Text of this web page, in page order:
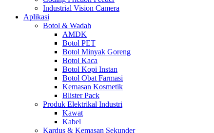
Industrial Vision Camera
Aplikasi
Botol & Wadah
AMDK
Botol PET
Botol Minyak Goreng
Botol Kaca
Botol Kopi Instan
Botol Obat Farmasi
Kemasan Kosmetik
Blister Pack
Produk Elektrikal Industri
Kawat
Kabel
Kardus & Kemasan Sekunder